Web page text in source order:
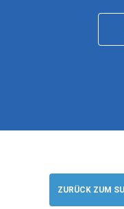
ZURÜCK ZUM